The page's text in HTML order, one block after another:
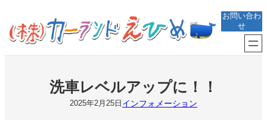
を
ス
キ
お問い合わ
せ
洗車レベルアップに！！
2025年2月25日 インフォメーション